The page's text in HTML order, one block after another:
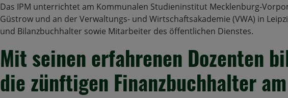
Das IPM unterrichtet am Kommunalen Studieninstitut Mecklenburg-
Güstrow und an der Verwaltungs- und Wirtschaftsakademie (VWA) in
und Bilanzbuchhalter sowie Mitarbeiter des öffentlichen Dienstes.
Mit seinen erfahrenen Dozenten
die zünftigen Finanzbuchhalter